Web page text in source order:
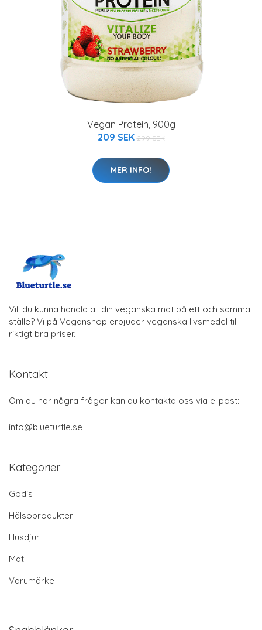
Vegan Protein, 900g
209 SEK 299 SEK
MER INFO!
Vill du kunna handla all din veganska mat på ett och samma
ställe? Vi på Veganshop erbjuder veganska livsmedel till
riktigt bra priser.
Kontakt
Om du har några frågor kan du kontakta oss via e-post:
info@blueturtle.se
Kategorier
Godis
Hälsoprodukter
Husdjur
Mat
Varumärke